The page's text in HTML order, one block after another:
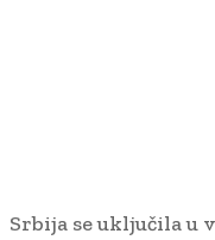
Srbija se uključila u